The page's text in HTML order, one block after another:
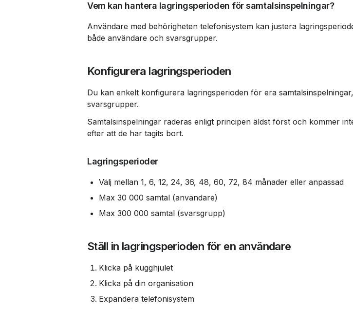
Vem kan hantera lagringsperioden för samtalsinspelningar?
Användare med behörigheten telefonisystem kan justera
både användare och svarsgrupper.
Konfigurera lagringsperioden
Du kan enkelt konfigurera lagringsperioden för era
svarsgrupper.
Samtalsinspelningar raderas enligt principen äldst först och kommer
efter att de har tagits bort.
Lagringsperioder
Välj mellan 1, 6, 12, 24, 36, 48, 60, 72, 84 månader eller anpassad
Max 30 000 samtal (användare)
Max 300 000 samtal (svarsgrupp)
Ställ in lagringsperioden för en användare
Klicka på kugghjulet
Klicka på din organisation
Expandera telefonisystem